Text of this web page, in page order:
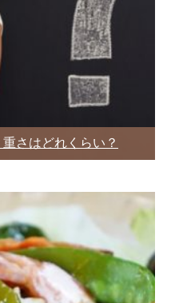
さはどれくらい？